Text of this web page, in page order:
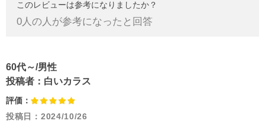
このレビューは参考になりましたか？
0人の人が参考になったと回答
60代～/男性
投稿者： 白いカラス
評価：
投稿日： 2024/10/26